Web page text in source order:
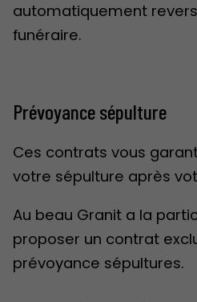
automatiquement
funéraire.
Prévoyance sépulture
Ces contrats vous
votre sépulture après
Au beau Granit a la
proposer un contrat
prévoyance sépultures.